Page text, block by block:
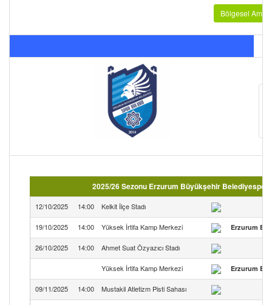
Bölgesel
2025/26 Sezonu Erzurum Büyükşehir
12/10/2025 14:00 Kelkit İlçe Stadı
19/10/2025 14:00 Yüksek İrtifa Kamp Merkezi Erzurum
26/10/2025 14:00 Ahmet Suat Özyazıcı Stadı
Yüksek İrtifa Kamp Merkezi Erzurum
09/11/2025 14:00 Mustakil Atletizm Pisti Sahası